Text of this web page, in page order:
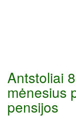
Antstoliai
mėnesius
pensijos